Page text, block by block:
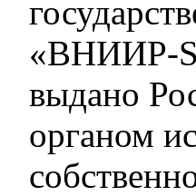
«ВНИИР-
выдано
органом